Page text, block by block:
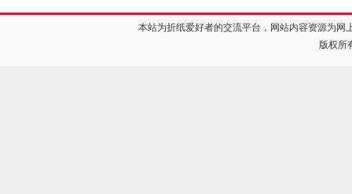
本站为折纸爱好者的交流平台，网站内容资源为
版权所